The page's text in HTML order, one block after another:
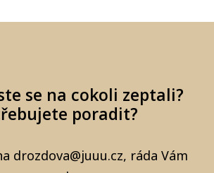
se na cokoli zeptali?
poradit?
drozdova@juuu.cz, ráda Vám